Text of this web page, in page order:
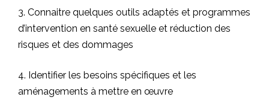
3. Connaitre quelques outils adaptés et programmes
d’intervention en santé sexuelle et réduction des
risques et des dommages
4. Identifier les besoins spécifiques et les
aménagements à mettre en œuvre